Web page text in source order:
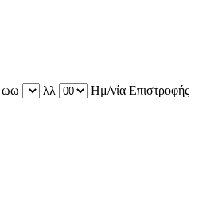
ωω λλ
Ημ/νία Επιστροφής